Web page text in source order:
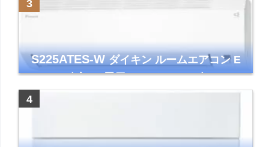
S225ATES-Wダイキン ルームエアコン E
シリーズ 主に6畳用 ホワイト 2025年モデル